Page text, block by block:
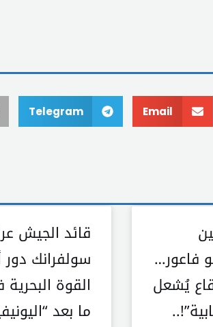
Email
Telegram
فاعور…
يُشعل
قائد الجيش
سولفرانك دور
القوة
ما بعد